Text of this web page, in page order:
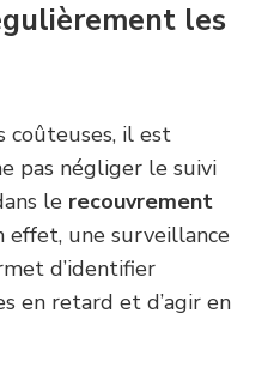
les
coûteuses, il est
pas négliger le suivi
le recouvrement
effet, une surveillance
d’identifier
en retard et d’agir en